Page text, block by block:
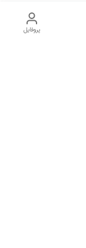
پروفایل